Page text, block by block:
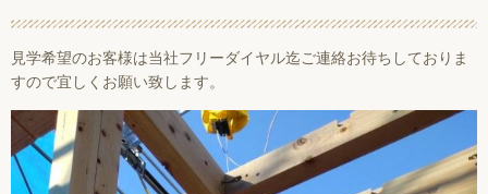
ショールームのご案内
採用情報
見学希望のお客様は当社フリーダイヤル迄ご連絡お待ちしておりま
すので宜しくお願い致します。